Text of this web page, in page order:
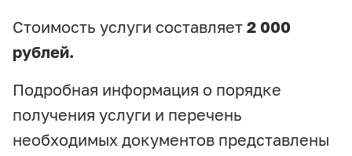
Стоимость услуги составляет 2 000
рублей.
Подробная информация о порядке
получения услуги и перечень
необходимых документов представлены